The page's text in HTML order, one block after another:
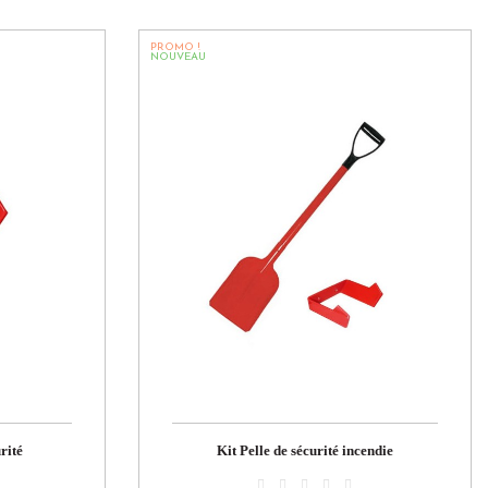
PROMO !
NOUVEAU
Kit Pelle de sécurité incendie